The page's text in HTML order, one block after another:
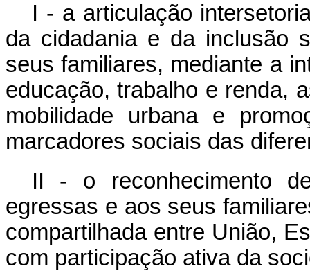
I - a articulação
da cidadania e da inclusão
seus familiares, mediante a
educação, trabalho e renda,
mobilidade urbana e
marcadores sociais das
II - o reconhecimento
egressas e aos seus
compartilhada entre União,
com participação ativa da